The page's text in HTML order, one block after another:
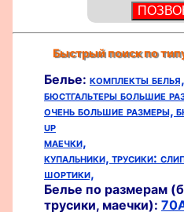
Быстрый поиск по
Белье: комплекты белья,
бюстгальтеры большие
очень большие размеры,
up
маечки,
купальники, трусики:
шортики,
Белье по размерам
трусики, маечки):